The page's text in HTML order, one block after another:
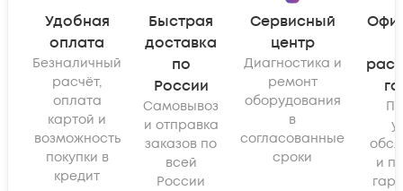
Удобная
оплата
Безналичный
расчёт,
оплата
картой и
возможность
покупки в
кредит
Быстрая
доставка
по
России
Самовывоз
и отправка
заказов по
всей
России
Сервисный
центр
Диагностика и
ремонт
оборудования
в
согласованные
сроки
и